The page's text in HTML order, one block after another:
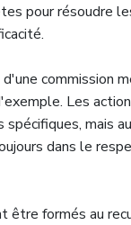
pour résoudre
commission
Les
mais
dans le
formés au